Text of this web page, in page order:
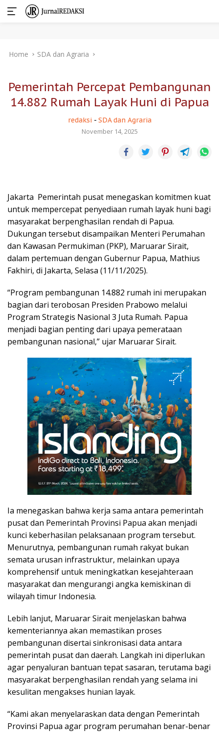
Home SDA dan Agraria
Pemerintah Percepat Pembangunan
14.882 Rumah Layak Huni di Papua
redaksi - SDA dan Agraria
November 14, 2025
Jakarta  Pemerintah pusat menegaskan komitmen kuat
untuk mempercepat penyediaan rumah layak huni bagi
masyarakat berpenghasilan rendah di Papua.
Dukungan tersebut disampaikan Menteri Perumahan
dan Kawasan Permukiman (PKP), Maruarar Sirait,
dalam pertemuan dengan Gubernur Papua, Mathius
Fakhiri, di Jakarta, Selasa (11/11/2025).
“Program pembangunan 14.882 rumah ini merupakan
bagian dari terobosan Presiden Prabowo melalui
Program Strategis Nasional 3 Juta Rumah. Papua
menjadi bagian penting dari upaya pemerataan
pembangunan nasional,” ujar Maruarar Sirait.
Ia menegaskan bahwa kerja sama antara pemerintah
pusat dan Pemerintah Provinsi Papua akan menjadi
kunci keberhasilan pelaksanaan program tersebut.
Menurutnya, pembangunan rumah rakyat bukan
semata urusan infrastruktur, melainkan upaya
komprehensif untuk meningkatkan kesejahteraan
masyarakat dan mengurangi angka kemiskinan di
wilayah timur Indonesia.
Lebih lanjut, Maruarar Sirait menjelaskan bahwa
kementeriannya akan memastikan proses
pembangunan disertai sinkronisasi data antara
pemerintah pusat dan daerah. Langkah ini diperlukan
agar penyaluran bantuan tepat sasaran, terutama bagi
masyarakat berpenghasilan rendah yang selama ini
kesulitan mengakses hunian layak.
“Kami akan menyelaraskan data dengan Pemerintah
Provinsi Papua agar program perumahan benar-benar